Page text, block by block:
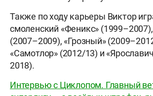
Также по ходу карьеры Виктор
смоленский «Феникс»
(2007–2009), «Грозный»
«Самотлор» (2012/13) и
2018).
Интервью с Циклопом. Главный